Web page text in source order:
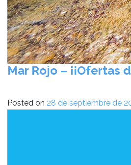
Mar Rojo –
Posted on 28 de septiembre de